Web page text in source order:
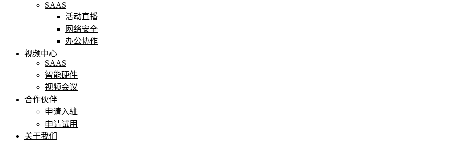
SAAS
活动直播
网络安全
办公协作
视频中心
SAAS
智能硬件
视频会议
合作伙伴
申请入驻
申请试用
关于我们